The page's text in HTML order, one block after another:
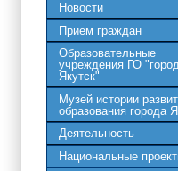
Новости
Прием граждан
Образовательные
учреждения ГО
Якутск"
Музей истории
образования города
Деятельность
Национальные